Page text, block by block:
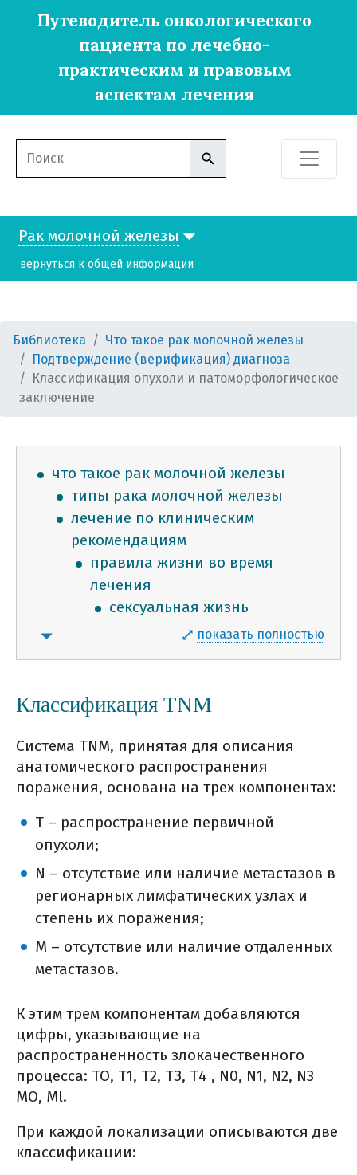
Путеводитель онкологического
пациента по лечебно-
практическим и правовым
аспектам лечения
Рак молочной железы
вернуться к общей информации
Библиотека
Что такое рак молочной железы
Подтверждение (верификация) диагноза
Классификация опухоли и патоморфологическое
заключение
что такое рак молочной железы
типы рака молочной железы
лечение по клиническим
рекомендациям
правила жизни во время
лечения
сексуальная жизнь
как ухаживать за кожей и
физическая нагрузка
смогу ли я работать
как рассказать начальнику о
диагнозе
как еще я могу помочь себе
лечение по клиническим
рекомендациям (общая
информация)
почему развивается рак молочной
железы
что такое наследственный рмж
прогноз болезни
симптомы
первичная диагностика
уточняющая диагностика рака
молочной железы
что такое fish-тест?
нужно ли сдавать кровь на
показать полностью
Классификация TNM
Система TNM, принятая для описания
анатомического распространения
поражения, основана на трех компонентах:
Т – распространение первичной
опухоли;
N – отсутствие или наличие метастазов в
регионарных лимфатических узлах и
степень их поражения;
М – отсутствие или наличие отдаленных
метастазов.
К этим трем компонентам добавляются
цифры, указывающие на
распространенность злокачественного
процесса: ТО, Т1, Т2, ТЗ, Т4 , N0, N1, N2, N3
МО, Ml.
При каждой локализации описываются две
классификации: